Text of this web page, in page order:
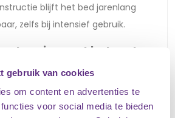
gebruik van cookies
om content en advertenties te
voor social media te bieden
blijft het bed jarenlang
zelfs bij intensief gebruik.
met het matras
met opbergruimte
Elena 140x200 is